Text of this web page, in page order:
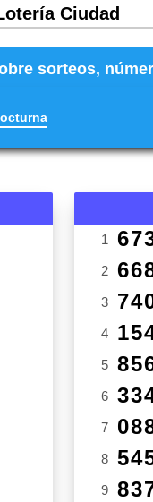
Ciudad
sorteos,
1
2
3
4
5
6
7
8
9